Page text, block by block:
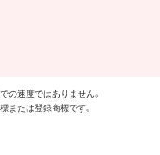
の速度ではありません。
または登録商標です。